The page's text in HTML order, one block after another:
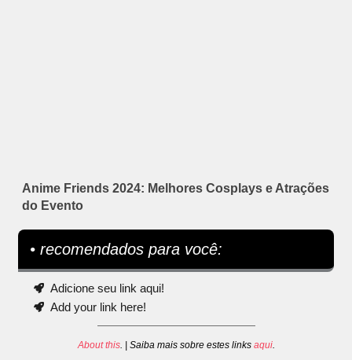
Anime Friends 2024: Melhores Cosplays e Atrações
do Evento
• recomendados para você:
Adicione seu link aqui!
Add your link here!
About this. | Saiba mais sobre estes links aqui.